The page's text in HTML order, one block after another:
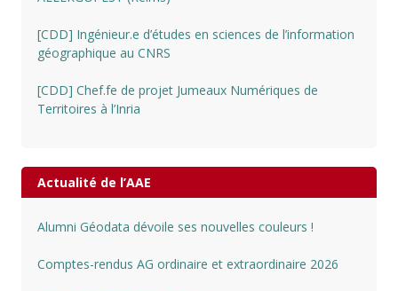
[CDD] Ingénieur.e d’études en sciences de l’information
géographique au CNRS
[CDD] Chef.fe de projet Jumeaux Numériques de
Territoires à l’Inria
Actualité de l’AAE
Alumni Géodata dévoile ses nouvelles couleurs !
Comptes-rendus AG ordinaire et extraordinaire 2026